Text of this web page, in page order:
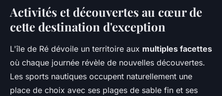
Activités et découvertes au cœur de
cette destination d'exception
L'île de Ré dévoile un territoire aux multiples facettes
où chaque journée révèle de nouvelles découvertes.
Les sports nautiques occupent naturellement une
place de choix avec ses plages de sable fin et ses